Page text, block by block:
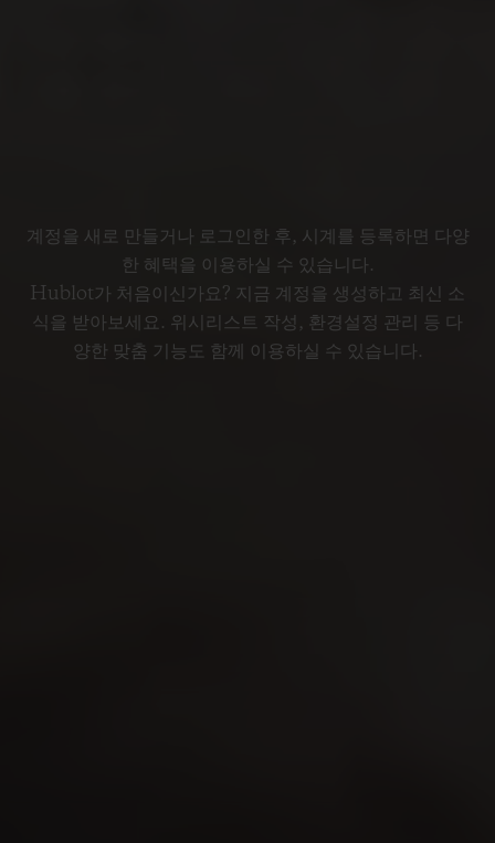
계정을 새로 만들거나 로그인한 후, 시계를 등록하면 다양
한 혜택을 이용하실 수 있습니다.
Hublot가 처음이신가요? 지금 계정을 생성하고 최신 소
식을 받아보세요. 위시리스트 작성, 환경설정 관리 등 다
양한 맞춤 기능도 함께 이용하실 수 있습니다.